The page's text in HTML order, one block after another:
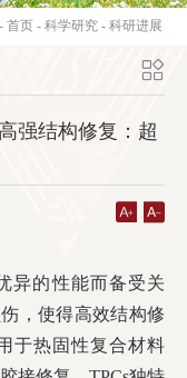
- 首页 - 科学研究 - 科研进展
强结构修复：超
异的性能而备受关
，使得高效结构修
于热固性复合材料